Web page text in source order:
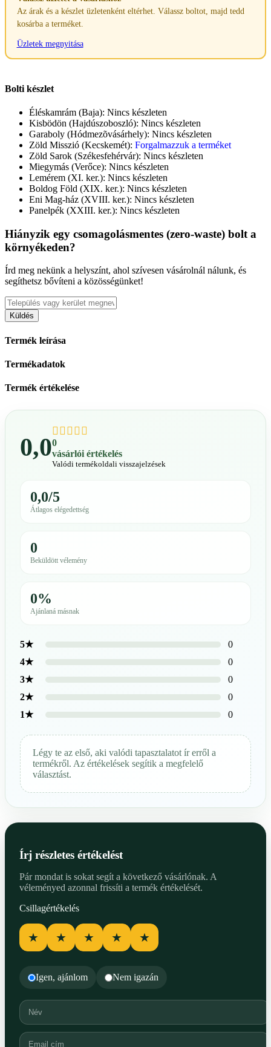
Az árak és a készlet üzletenként eltérhet. Válassz boltot, majd tedd
kosárba a terméket.
Üzletek megnyitása
Bolti készlet
Éléskamrám (Baja): Nincs készleten
Kisbödön (Hajdúszoboszló): Nincs készleten
Garaboly (Hódmezõvásárhely): Nincs készleten
Zöld Misszió (Kecskemét): Forgalmazzuk a terméket
Zöld Sarok (Székesfehérvár): Nincs készleten
Miegymás (Verőce): Nincs készleten
Lemérem (XI. ker.): Nincs készleten
Boldog Föld (XIX. ker.): Nincs készleten
Eni Mag-ház (XVIII. ker.): Nincs készleten
Panelpék (XXIII. ker.): Nincs készleten
Hiányzik egy csomagolásmentes (zero-waste) bolt a
környékeden?
Írd meg nekünk a helyszínt, ahol szívesen vásárolnál nálunk, és
segíthetsz bővíteni a közösségünket!
Küldés
Termék leírása
Termékadatok
Termék értékelése
0,00
vásárlói értékelés
Valódi termékoldali visszajelzések
0,0/5
Átlagos elégedettség
0
Beküldött vélemény
0%
Ajánlaná másnak
5★
0
4★
0
3★
0
2★
0
1★
0
Légy te az első, aki valódi tapasztalatot ír erről a
termékről. Az értékelések segítik a megfelelő
választást.
Írj részletes értékelést
Pár mondat is sokat segít a következő vásárlónak. A
véleményed azonnal frissíti a termék értékelését.
Csillagértékelés
★ ★ ★ ★ ★
Igen, ajánlom Nem igazán